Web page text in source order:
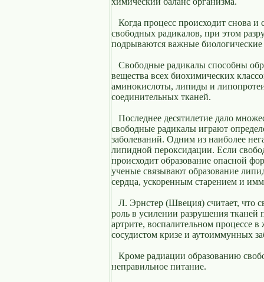
Когда процесс происходит снова и
свободных радикалов, при этом
подрываются важные
Свободные радикалы способны
вещества всех биохимических
аминокислоты, липиды и
соединительных тканей.
Последнее десятилетие дало
свободные радикалы играют
заболеваний. Одним из наиболее
липидной пероксидации. Если
происходит образование опасной
ученые связывают образование
сердца, ускоренным старением и
Л. Эрнстер (Швеция) считает, что
роль в усилении разрушения тканей
артрите, воспалительном процессе
сосудистом кризе и аутоиммунных
Кроме радиации образованию
неправильное питание.